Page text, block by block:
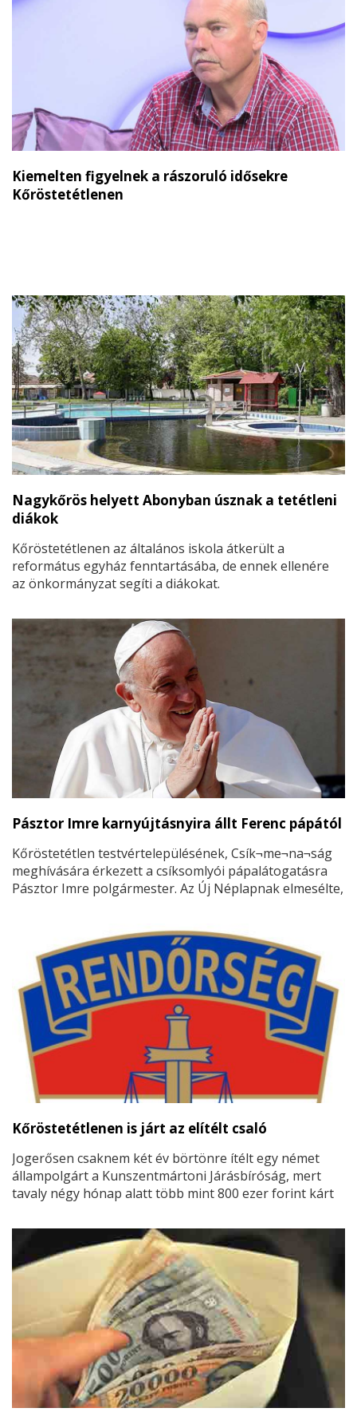
Kiemelten figyelnek a rászoruló idősekre
Kőröstetétlenen
Nagykőrös helyett Abonyban úsznak a tetétleni
diákok
Kőröstetétlenen az általános iskola átkerült a
református egyház fenntartásába, de ennek ellenére
az önkormányzat segíti a diákokat.
Pásztor Imre karnyújtásnyira állt Ferenc pápától
Kőröstetétlen testvértelepülésének, Csík¬me¬na¬ság
meghívására érkezett a csíksomlyói pápalátogatásra
Pásztor Imre polgármester. Az Új Néplapnak elmesélte,
Kőröstetétlenen is járt az elítélt csaló
Jogerősen csaknem két év börtönre ítélt egy német
állampolgárt a Kunszentmártoni Járásbíróság, mert
tavaly négy hónap alatt több mint 800 ezer forint kárt
nélkül távozott